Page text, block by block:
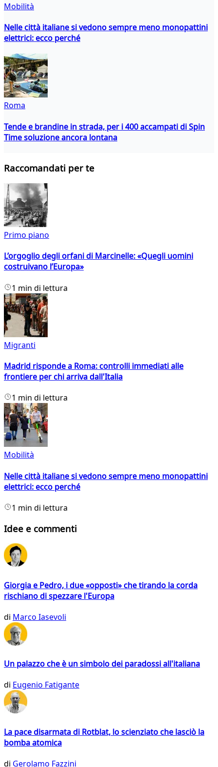
Mobilità
Nelle città italiane si vedono sempre meno monopattini
elettrici: ecco perché
Roma
Tende e brandine in strada, per i 400 accampati di Spin
Time soluzione ancora lontana
Raccomandati per te
Primo piano
L’orgoglio degli orfani di Marcinelle: «Quegli uomini
costruivano l’Europa»
1 min di lettura
Migranti
Madrid risponde a Roma: controlli immediati alle
frontiere per chi arriva dall'Italia
1 min di lettura
Mobilità
Nelle città italiane si vedono sempre meno monopattini
elettrici: ecco perché
1 min di lettura
Idee e commenti
Giorgia e Pedro, i due «opposti» che tirando la corda
rischiano di spezzare l'Europa
di Marco Iasevoli
Un palazzo che è un simbolo dei paradossi all'italiana
di Eugenio Fatigante
La pace disarmata di Rotblat, lo scienziato che lasciò la
bomba atomica
di Gerolamo Fazzini